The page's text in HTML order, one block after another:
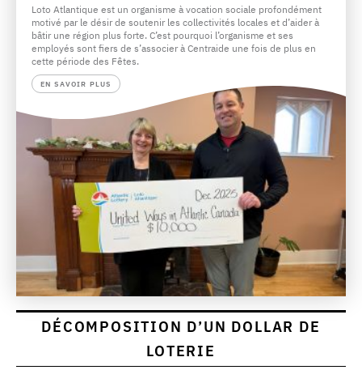
Loto Atlantique est un organisme à vocation sociale profondément
motivé par le désir de soutenir les collectivités locales et d’aider à
bâtir une région plus forte. C’est pourquoi l’organisme et ses
employés sont fiers de s’associer à Centraide une fois de plus en
cette période des Fêtes.
EN SAVOIR PLUS
DÉCOMPOSITION D’UN DOLLAR DE
LOTERIE